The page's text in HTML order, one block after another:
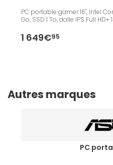
PC portable gamer 16", Intel
Go, SSD 1 To, dalle IPS Full HD+
1 649€95
Autres marques
PC